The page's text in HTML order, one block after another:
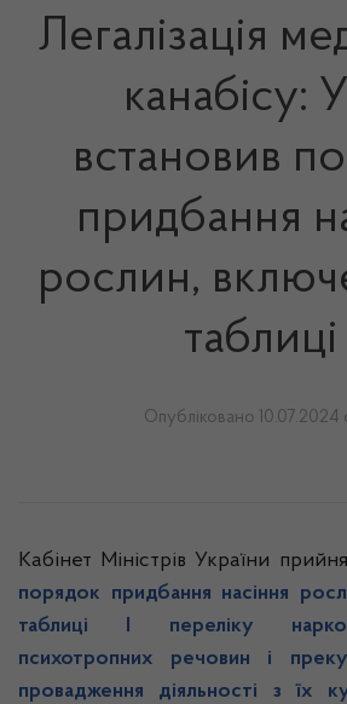
Легалізація
канабісу:
встановив
придбання
рослин,
таблиці
Опубліковано 10.07.2024
Кабінет Міністрів України
порядок придбання насіння
таблиці І переліку
психотропних речовин і
провадження діяльності з їх